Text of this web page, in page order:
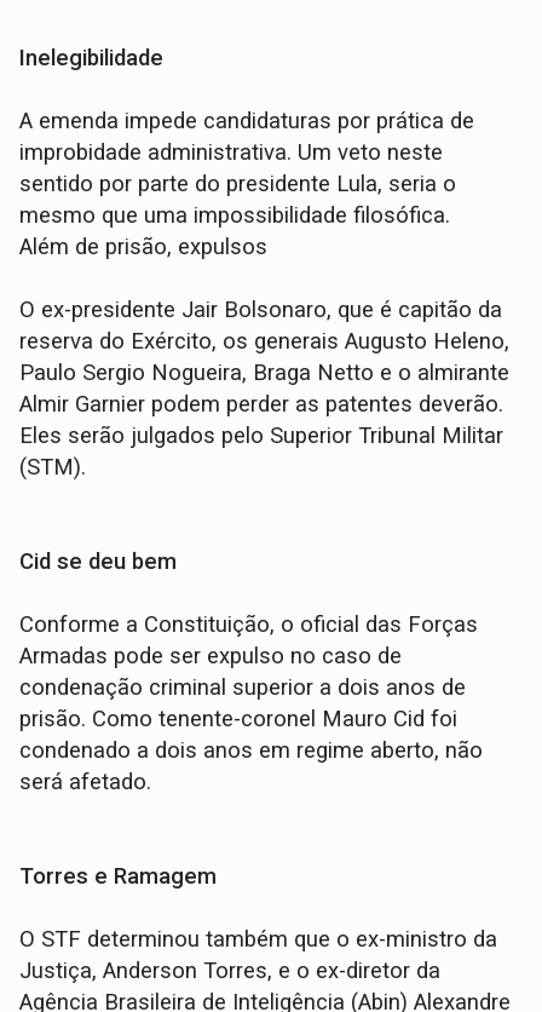
Inelegibilidade
A emenda impede candidaturas por prática de
improbidade administrativa. Um veto neste
sentido por parte do presidente Lula, seria o
mesmo que uma impossibilidade filosófica.
Além de prisão, expulsos
O ex-presidente Jair Bolsonaro, que é capitão da
reserva do Exército, os generais Augusto Heleno,
Paulo Sergio Nogueira, Braga Netto e o almirante
Almir Garnier podem perder as patentes deverão.
Eles serão julgados pelo Superior Tribunal Militar
(STM).
Cid se deu bem
Conforme a Constituição, o oficial das Forças
Armadas pode ser expulso no caso de
condenação criminal superior a dois anos de
prisão. Como tenente-coronel Mauro Cid foi
condenado a dois anos em regime aberto, não
será afetado.
Torres e Ramagem
O STF determinou também que o ex-ministro da
Justiça, Anderson Torres, e o ex-diretor da
Agência Brasileira de Inteligência (Abin) Alexandre